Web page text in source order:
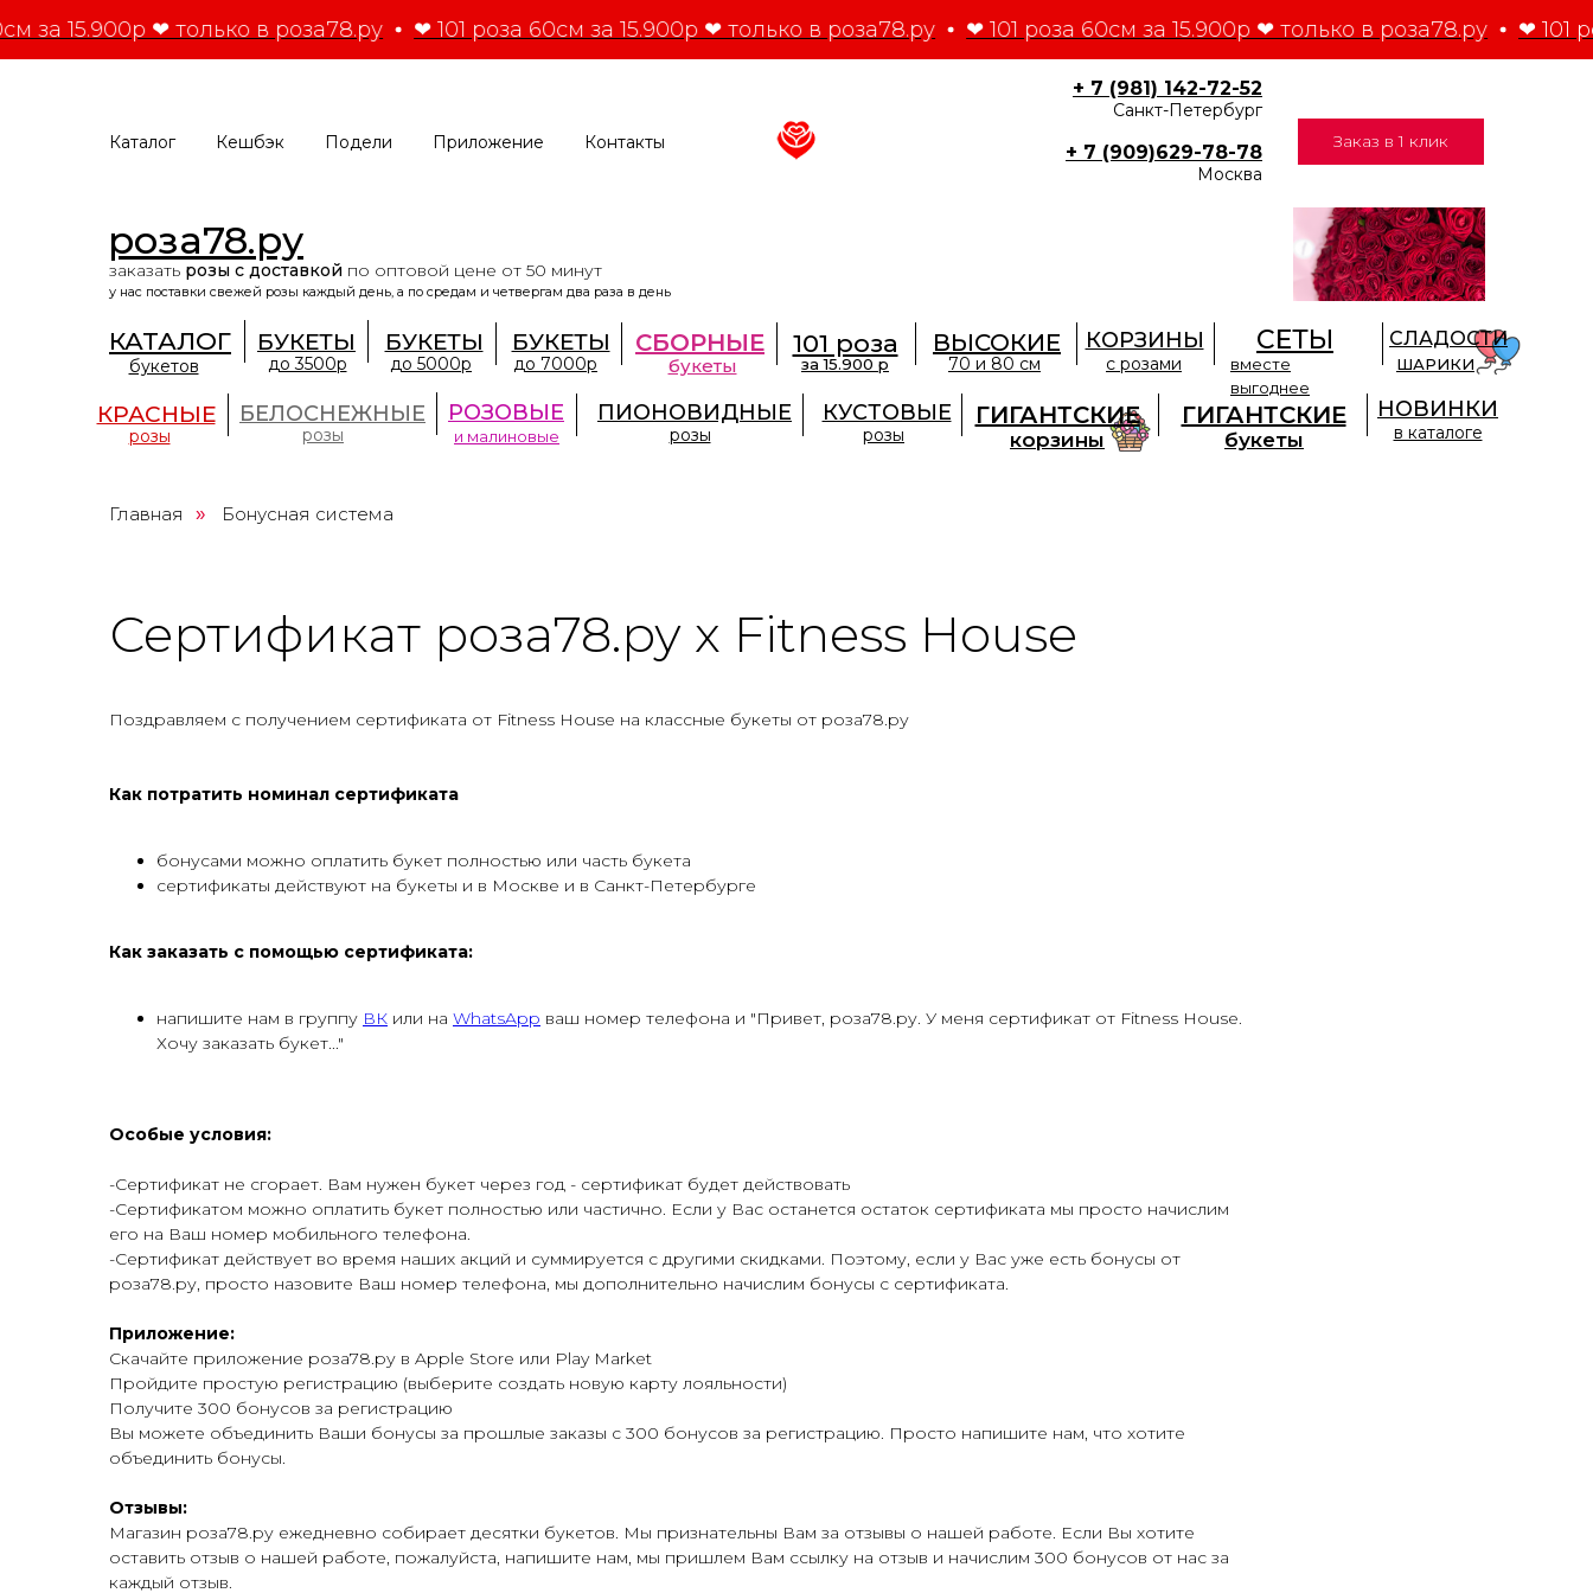
за 15.900р ❤ только в роза78.ру ❤ 101 роза 60см за 15.900р ❤ только в роза78.ру ❤ 101 роза 60см за 15.900р ❤ только в роза78.ру ❤ 101
Каталог Кешбэк Подели Приложение Контакты
+ 7 (981) 142-72-52
Санкт-Петербург
+ 7 (909)629-78-78
Москва
Заказ в 1 клик
роза78.ру
у нас поставки свежей розы каждый день, а по средам и четвергам два раза в день
заказать розы с доставкой по оптовой цене от 50 минут
101 роза
за 15.900 р
КРАСНЫЕ
розы
КАТАЛОГ
букетов
РОЗОВЫЕ
и малиновые
БУКЕТЫ
БУКЕТЫ
до 7000р
до 5000р
ПИОНОВИДНЫЕ
розы
БУКЕТЫ
до 3500р
БЕЛОСНЕЖНЫЕ
розы
КУСТОВЫЕ
розы
ГИГАНТСКИЕ
букеты
СБОРНЫЕ
букеты
ГИГАНТСКИЕ
корзины
ВЫСОКИЕ
70 и 80 см
КОРЗИНЫ
с розами
НОВИНКИ
в каталоге
СЛАДОСТИ
ШАРИКИ
СЕТЫ
вместе
выгоднее
Главная » Бонусная система
Сертификат роза78.ру х Fitness House
Поздравляем с получением сертификата от Fitness House на классные букеты от роза78.ру
Как потратить номинал сертификата
бонусами можно оплатить букет полностью или часть букета
сертификаты действуют на букеты и в Москве и в Санкт-Петербурге
Как заказать с помощью сертификата:
напишите нам в группу ВК или на WhatsApp ваш номер телефона и "Привет, роза78.ру. У меня сертификат от Fitness House.
Хочу заказать букет..."
Особые условия:
-Сертификат не сгорает. Вам нужен букет через год - сертификат будет действовать
-Сертификатом можно оплатить букет полностью или частично. Если у Вас останется остаток сертификата мы просто начислим
его на Ваш номер мобильного телефона.
-Сертификат действует во время наших акций и суммируется с другими скидками. Поэтому, если у Вас уже есть бонусы от
роза78.ру, просто назовите Ваш номер телефона, мы дополнительно начислим бонусы с сертификата.
Приложение:
Скачайте приложение роза78.ру в Apple Store или Play Market
Пройдите простую регистрацию (выберите создать новую карту лояльности)
Получите 300 бонусов за регистрацию
Вы можете объединить Ваши бонусы за прошлые заказы с 300 бонусов за регистрацию. Просто напишите нам, что хотите
объединить бонусы.
Отзывы:
Магазин роза78.ру ежедневно собирает десятки букетов. Мы признательны Вам за отзывы о нашей работе. Если Вы хотите
оставить отзыв о нашей работе, пожалуйста, напишите нам, мы пришлем Вам ссылку на отзыв и начислим 300 бонусов от нас за
каждый отзыв.